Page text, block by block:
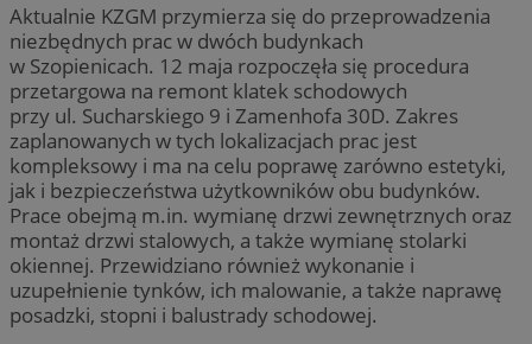
Aktualnie KZGM przymierza się do przeprowadzenia
niezbędnych prac w dwóch budynkach
w Szopienicach. 12 maja rozpoczęła się procedura
przetargowa na remont klatek schodowych
przy ul. Sucharskiego 9 i Zamenhofa 30D. Zakres
zaplanowanych w tych lokalizacjach prac jest
kompleksowy i ma na celu poprawę zarówno estetyki,
jak i bezpieczeństwa użytkowników obu budynków.
Prace obejmą m.in. wymianę drzwi zewnętrznych oraz
montaż drzwi stalowych, a także wymianę stolarki
okiennej. Przewidziano również wykonanie i
uzupełnienie tynków, ich malowanie, a także naprawę
posadzki, stopni i balustrady schodowej.